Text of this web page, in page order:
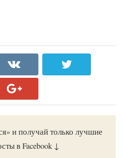
и получай только лучшие
в Facebook ↓